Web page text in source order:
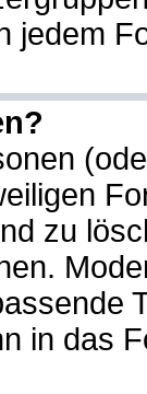
jedem
zu
in das